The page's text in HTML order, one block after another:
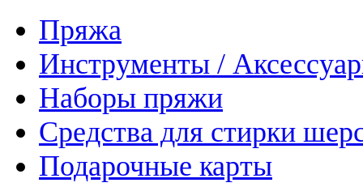
Пряжа
Инструменты /
Наборы пряжи
Средства для стирки
Подарочные карты